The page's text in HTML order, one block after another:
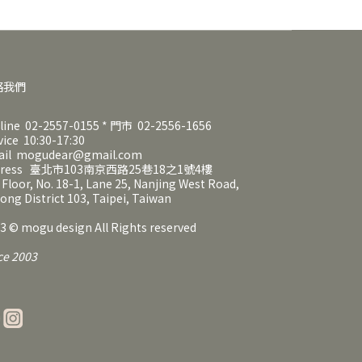
我們
02-2557-0155 * 門市 02-2556-1656
10:30-17:30
mogudear@gmail.com
臺北市103南京西路25巷18之1號4樓
No. 18-1, Lane 25, Nanjing West Road,
District 103, Taipei, Taiwan
© mogu design All Rights reserved
2003